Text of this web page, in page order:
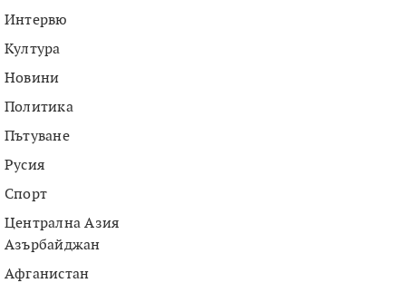
Интервю
Култура
Новини
Политика
Пътуване
Русия
Спорт
Централна Азия
Азърбайджан
Афганистан